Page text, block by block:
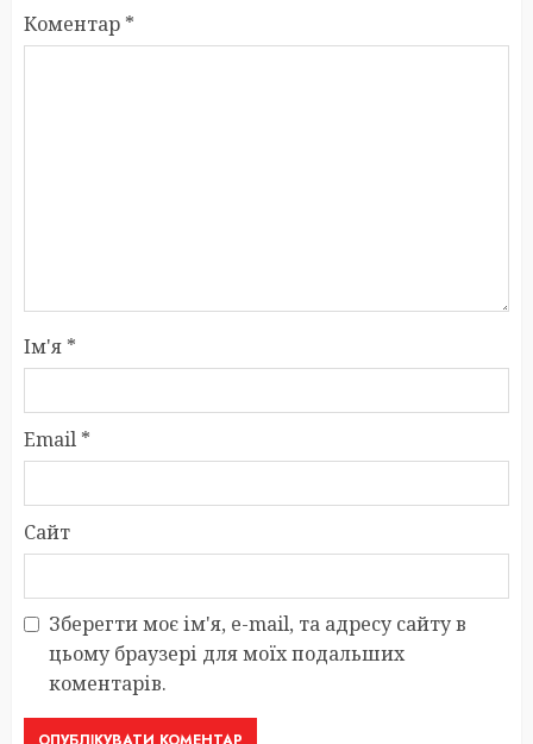
Коментар *
Ім'я *
Email *
Сайт
Зберегти моє ім'я, e-mail, та адресу сайту в
цьому браузері для моїх подальших
коментарів.